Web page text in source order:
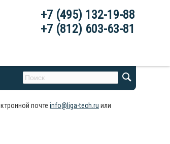
+7 (495) 132-19-88
+7 (812) 603-63-81
почте info@liga-tech.ru или